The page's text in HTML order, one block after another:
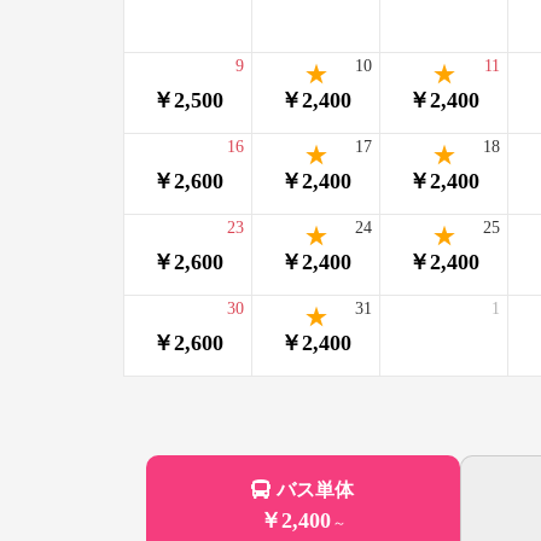
￥2,500
9
￥2,400
10
￥2,400
11
￥2,600
16
￥2,400
17
￥2,400
18
￥2,600
23
￥2,400
24
￥2,400
25
￥2,600
30
￥2,400
31 1
バス単体
￥2,400 ～